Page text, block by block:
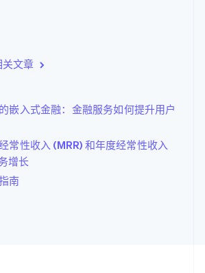
关文章
嵌入式金融：金融服务如何提升用户
常性收入 (MRR) 和年度经常性收入
增长
南
English